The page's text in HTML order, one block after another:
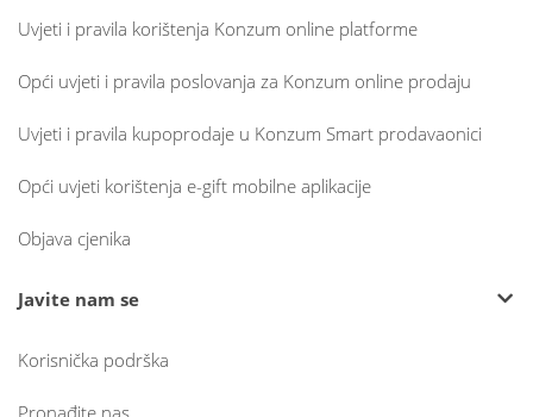
Uvjeti i pravila korištenja Konzum online platforme
Opći uvjeti i pravila poslovanja za Konzum online prodaju
Uvjeti i pravila kupoprodaje u Konzum Smart prodavaonici
Opći uvjeti korištenja e-gift mobilne aplikacije
Objava cjenika
Javite nam se
Korisnička podrška